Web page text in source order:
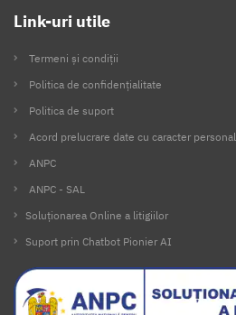
Link-uri utile
Termeni și condiții
Politica de confidențialitate
Politica de suport
Acord prelucrare date cu caracter personal
ANPC
ANPC - SAL
Soluționarea Online a litigiilor
Suport prin Chatbot Pionier AI